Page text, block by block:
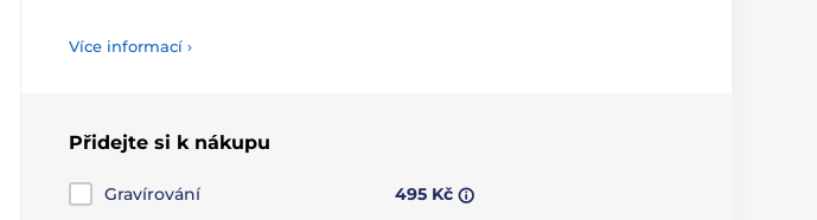
Více informací ›
Přidejte si k nákupu
Gravírování 495 Kč